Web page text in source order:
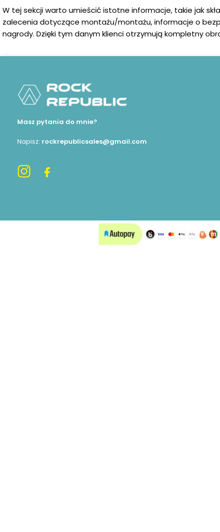
W tej sekcji warto umieścić istotne informacje, takie jak
zalecenia dotyczące montażu/montażu, informacje o
nagrody. Dzięki tym danym klienci otrzymują kompletny
Masz pytania do mnie?
Napisz: rockrepublicsales@gmail.com